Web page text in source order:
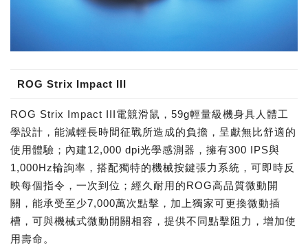
ROG Strix Impact III
ROG Strix Impact III電競滑鼠，59g輕量級機身具人體工
學設計，能減輕長時間征戰所造成的負擔，呈獻無比舒適的
使用體驗；內建12,000 dpi光學感測器，擁有300 IPS與
1,000Hz輪詢率，搭配獨特的機械按鍵張力系統，可即時反
映每個指令，一次到位；經久耐用的ROG高品質微動開
關，能承受至少7,000萬次點擊，加上獨家可更換微動插
槽，可與機械式微動開關相容，提供不同點擊阻力，增加使
用壽命。